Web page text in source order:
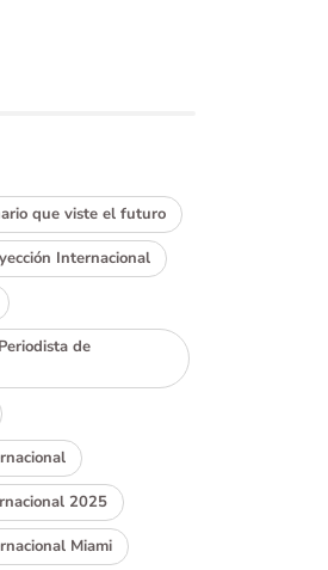
que viste el futuro
Internacional
de
2025
Miami